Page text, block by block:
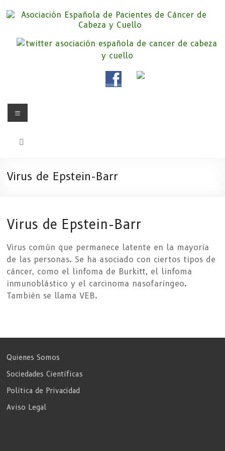
Asociación Española de
Pacientes de Cáncer de Cabeza y
Cuello
Somos la Asociación Española de Pacientes de Cáncer de Cabeza y
cuello «APC», una asociación sin animo de lucro que pretendemos
Menú
Virus de Epstein-Barr
Virus de Epstein-Barr
Virus común que permanece latente en la mayoría
de las personas. Se ha asociado con ciertos tipos de
cáncer, como el linfoma de Burkitt, el linfoma
inmunoblástico y el carcinoma nasofaríngeo.
También se llama VEB.
Quienes Somos
Sociedades Científicas
Política de Privacidad
Aviso Legal